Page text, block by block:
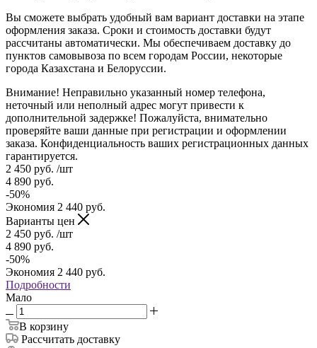
Вы сможете выбрать удобный вам вариант доставки на этапе
оформления заказа. Сроки и стоимость доставки будут
рассчитаны автоматически. Мы обеспечиваем доставку до
пунктов самовывоза по всем городам России, некоторые
города Казахстана и Белоруссии.
Внимание! Неправильно указанный номер телефона,
неточный или неполный адрес могут привести к
дополнительной задержке! Пожалуйста, внимательно
проверяйте ваши данные при регистрации и оформлении
заказа. Конфиденциальность ваших регистрационных данных
гарантируется.
2 450 руб. /шт
4 890 руб.
-50%
Экономия 2 440 руб.
Варианты цен
2 450 руб. /шт
4 890 руб.
-50%
Экономия 2 440 руб.
Подробности
Мало
В корзину
Рассчитать доставку